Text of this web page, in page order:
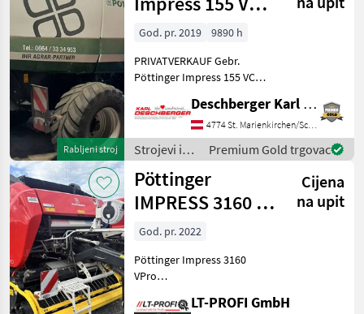
Impress
Pro
IMPRESS
3160 V
PRO
MARKETPLACE
Marketplace
Ponude
trgovaca
Mali
Pöttinger
Rabljeni stroj
Pro
God. pr. 2019
9890 h
PRIVATVERKAUF Gebr.
Pöttinger Impress 155 VC
Baujahr: 2019, mit 32 Twin-
Sensing und
Zentrallagerschmierung.
Messerbalk
Deschberger Karl Landtechnik GesmbH & Co KG
4774 St. Marienkirchen/Schärding
Strojevi i
oprema za
travu i
baliranje /
Pöttinger
Premium Gold trgovac
Pöttinger
IMPRESS 3160 V
PRO
Cijena
na upit
God. pr. 2022
Pöttinger Impress 3160
VPro
Bereifung 620/40 R22, 5
LT-PROFI GmbH